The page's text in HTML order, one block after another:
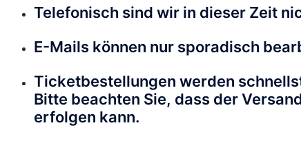
Telefonisch sind wir in dieser Zeit
E-Mails können nur sporadisch
Ticketbestellungen werden
Bitte beachten Sie, dass der
erfolgen kann.